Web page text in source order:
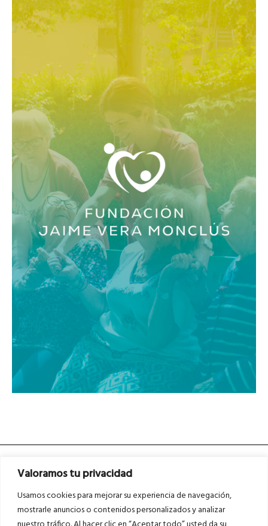
Valoramos tu privacidad
Usamos cookies para mejorar su experiencia de navegación,
mostrarle anuncios o contenidos personalizados y analizar